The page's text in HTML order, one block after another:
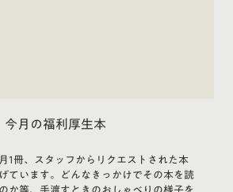
今月の福利厚生本
1冊、スタッフからリクエストされた本
ています。どんなきっかけでその本を読
か等、手渡すときのおしゃべりの様子を